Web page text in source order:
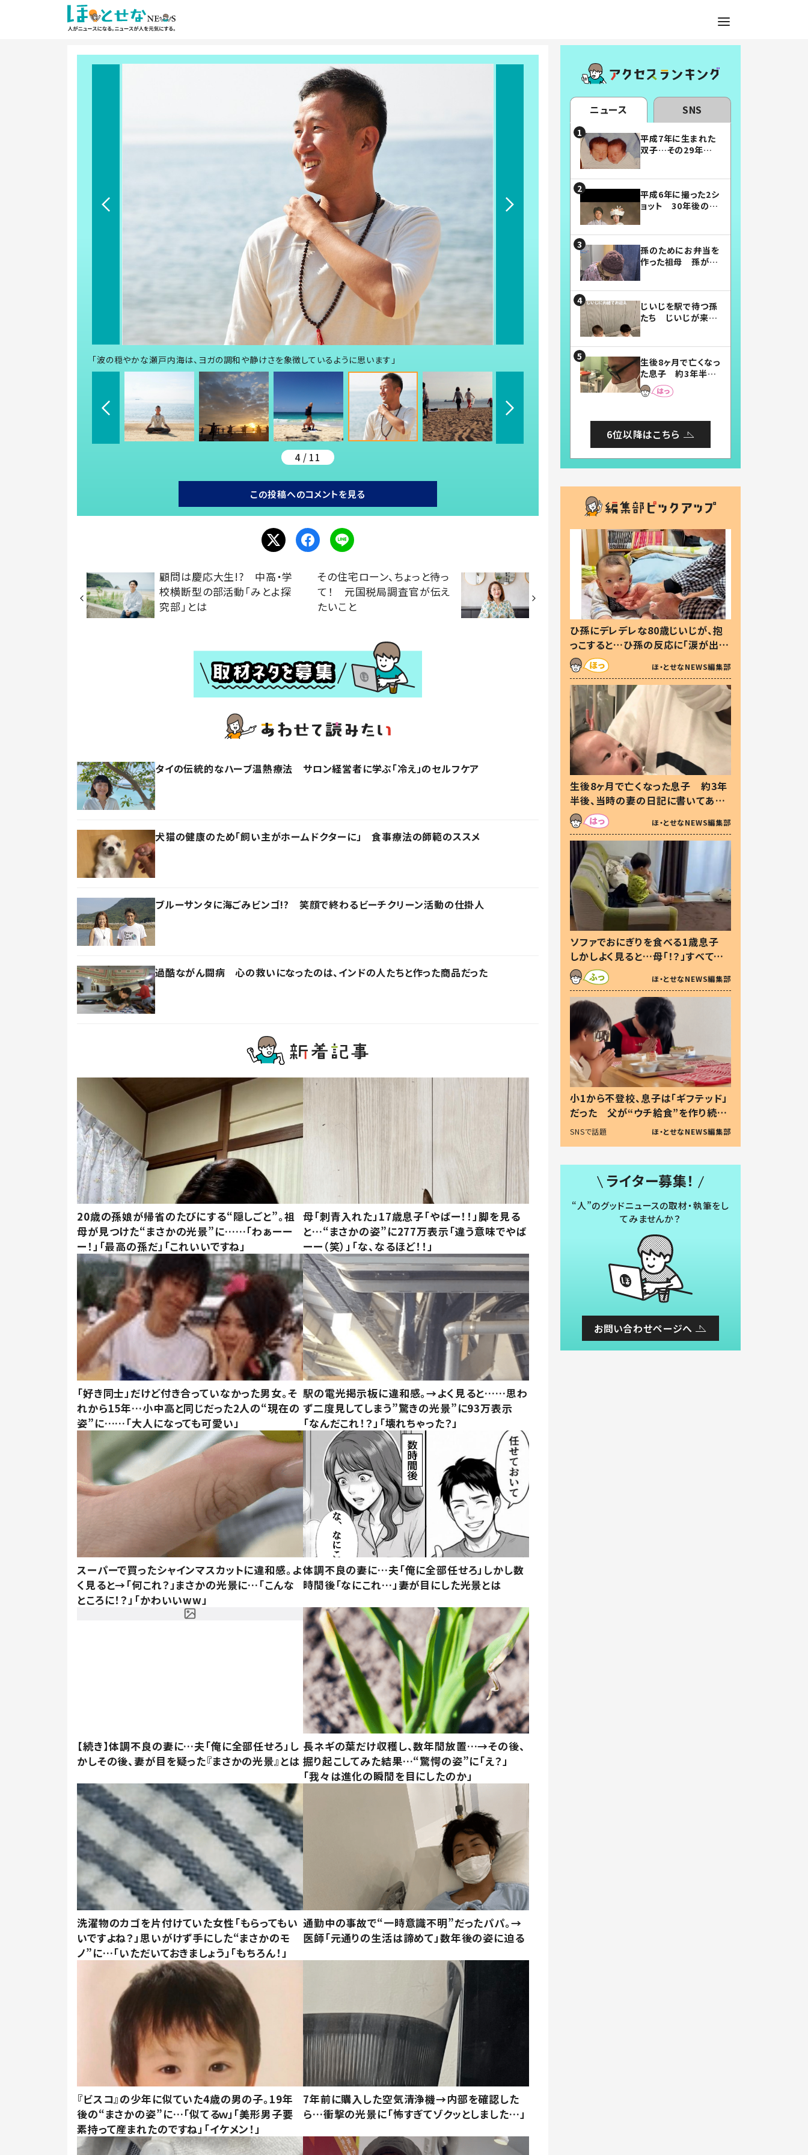
「波の穏やかな瀬戸内海は、ヨガの調和や静けさを象徴しているように思います」
4 / 11
この投稿へのコメントを見る
顧問は慶応大生!? 中高・学
校横断型の部活動「みとよ探
究部」とは
その住宅ローン、ちょっと待っ
て！ 元国税局調査官が伝え
たいこと
タイの伝統的なハーブ温熱療法 サロン経営者に学ぶ「冷え」のセルフケア
犬猫の健康のため「飼い主がホームドクターに」 食事療法の師範のススメ
ブルーサンタに海ごみビンゴ!? 笑顔で終わるビーチクリーン活動の仕掛人
過酷ながん闘病 心の救いになったのは、インドの人たちと作った商品だった
20歳の孫娘が帰省のたびにする“隠しごと”。祖
母が見つけた“まさかの光景”に……「わぁーー
ー！」「最高の孫だ」「これいいですね」
母「刺青入れた」17歳息子「やばー！！」脚を見る
と…“まさかの姿”に277万表示「違う意味でやば
ーー（笑）」「な、なるほど！！」
「好き同士」だけど付き合っていなかった男女。そ
れから15年…小中高と同じだった2人の“現在の
姿”に……「大人になっても可愛い」
駅の電光掲示板に違和感。→よく見ると……思わ
ず二度見してしまう”驚きの光景”に93万表示
「なんだこれ！？」「壊れちゃった？」
スーパーで買ったシャインマスカットに違和感。よ
く見ると→「何これ？」まさかの光景に…「こんな
ところに！？」「かわいいww」
体調不良の妻に…夫「俺に全部任せろ」しかし数
時間後「なにこれ…」妻が目にした光景とは
【続き】体調不良の妻に…夫「俺に全部任せろ」し
かしその後、妻が目を疑った『まさかの光景』とは
長ネギの葉だけ収穫し、数年間放置…→その後、
掘り起こしてみた結果…“驚愕の姿”に「え？」
「我々は進化の瞬間を目にしたのか」
洗濯物のカゴを片付けていた女性「もらってもい
いですよね？」思いがけず手にした“まさかのモ
ノ”に…「いただいておきましょう」「もちろん！」
通勤中の事故で“一時意識不明”だったパパ。→
医師「元通りの生活は諦めて」数年後の姿に迫る
『ビスコ』の少年に似ていた4歳の男の子。19年
後の“まさかの姿”に…「似てるｗ」「美形男子要
素持って産まれたのですね」「イケメン！」
7年前に購入した空気清浄機→内部を確認した
ら…衝撃の光景に「怖すぎてゾクッとしました…」
ニュース SNS
平成7年に生まれた
双子…その29年後
平成6年に撮った2シ
ョット 30年後の姿
孫のためにお弁当を
作った祖母 孫が絶
じいじを駅で待つ孫
たち じいじが来た
まらない」「幸せにな
れる」
生後8ヶ月で亡くなっ
た息子 約3年半
後、当時の妻の日記
に書いてあった本音
6位以降はこちら
ひ孫にデレデレな80歳じいじが、抱
っこすると…ひ孫の反応に「涙が出ま
した」「可愛くて仕方ない」
ほ・とせなNEWS編集部
生後8ヶ月で亡くなった息子 約3年
半後、当時の妻の日記に書いてあっ
た本音とは
ほ・とせなNEWS編集部
ソファでおにぎりを食べる1歳息子
しかしよく見ると…母「！？」すべてを
察した母の投稿に「可愛いから許
す！」「現行犯〜」
ほ・とせなNEWS編集部
小1から不登校、息子は「ギフテッド」
だった 父が“ウチ給食”を作り続け
る理由とは #令和の親 #令和の子
SNSで話題 ほ・とせなNEWS編集部
ライター募集！
“人”のグッドニュースの取材・執筆をし
てみませんか？
お問い合わせページへ